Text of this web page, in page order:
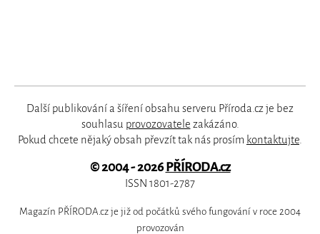
Další publikování a šíření obsahu serveru Příroda.cz je bez
souhlasu provozovatele zakázáno.
Pokud chcete nějaký obsah převzít tak nás prosím kontaktujte.
© 2004 - 2026PŘÍRODA.cz
ISSN 1801-2787
Magazín PŘÍRODA.cz je již od počátků svého fungování v roce 2004
provozován